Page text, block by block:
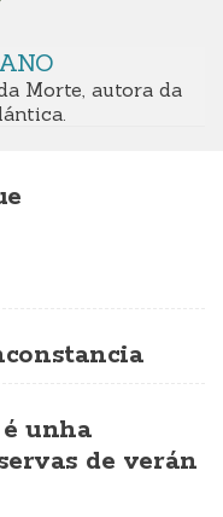
Morte, autora da
unha
de verán